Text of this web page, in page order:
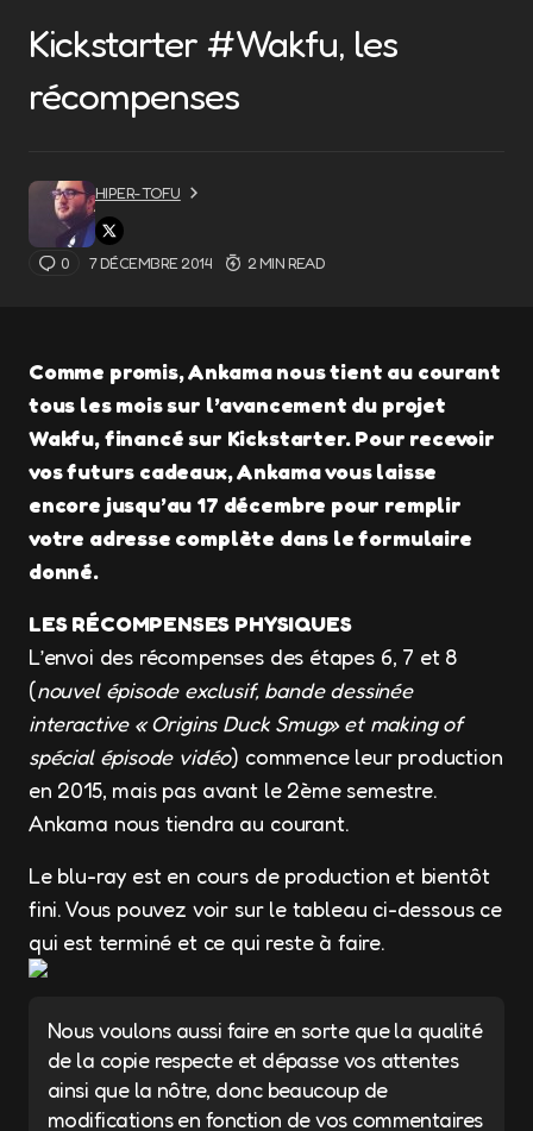
Kickstarter #Wakfu, les
récompenses
HIPER-TOFU
0 7 DÉCEMBRE 2014 2 MIN READ
Comme promis, Ankama nous tient au courant
tous les mois sur l’avancement du projet
Wakfu, financé sur Kickstarter. Pour recevoir
vos futurs cadeaux, Ankama vous laisse
encore jusqu’au 17 décembre pour remplir
votre adresse complète dans le formulaire
donné.
LES RÉCOMPENSES PHYSIQUES
L’envoi des récompenses des étapes 6, 7 et 8
(nouvel épisode exclusif, bande dessinée
interactive « Origins Duck Smug» et making of
spécial épisode vidéo) commence leur production
en 2015, mais pas avant le 2ème semestre.
Ankama nous tiendra au courant.
Le blu-ray est en cours de production et bientôt
fini. Vous pouvez voir sur le tableau ci-dessous ce
qui est terminé et ce qui reste à faire.
Nous voulons aussi faire en sorte que la qualité
de la copie respecte et dépasse vos attentes
ainsi que la nôtre, donc beaucoup de
modifications en fonction de vos commentaires